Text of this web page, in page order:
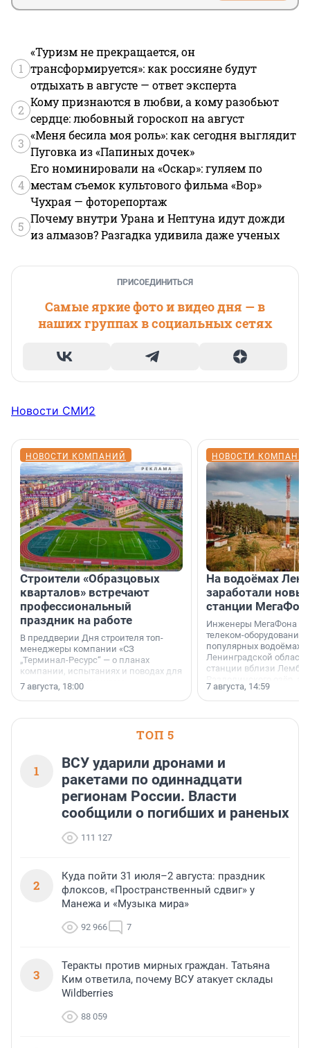
1
«Туризм не прекращается, он
трансформируется»: как россияне будут
отдыхать в августе — ответ эксперта
2
Кому признаются в любви, а кому разобьют
сердце: любовный гороскоп на август
3
«Меня бесила моя роль»: как сегодня выглядит
Пуговка из «Папиных дочек»
4
Его номинировали на «Оскар»: гуляем по
местам съемок культового фильма «Вор»
Чухрая — фоторепортаж
5
Почему внутри Урана и Нептуна идут дожди
из алмазов? Разгадка удивила даже ученых
ПРИСОЕДИНИТЬСЯ
Самые яркие фото и видео дня — в
наших группах в социальных сетях
Новости СМИ2
НОВОСТИ КОМПАНИЙ
Строители «Образцовых
кварталов» встречают
профессиональный
праздник на работе
В преддверии Дня строителя топ-
менеджеры компании «СЗ
„Терминал-Ресурс“ — о планах
компании, испытаниях и поводах для
осторожного оптимизма.
7 августа, 18:00
НОВОСТИ
На водоёмах
заработали
станции
Инженеры МегаФона
телеком-оборудование
популярных водоёмах
Ленинградской
станции вблизи
недалеко от Большого
водопада.
7 августа, 14:59
ТОП 5
1
ВСУ ударили дронами и
ракетами по одиннадцати
регионам России. Власти
сообщили о погибших и раненых
111 127
2
Куда пойти 31 июля–2 августа: праздник
флоксов, «Пространственный сдвиг» у
Манежа и «Музыка мира»
92 966 7
3
Теракты против мирных граждан. Татьяна
Ким ответила, почему ВСУ атакует склады
Wildberries
88 059